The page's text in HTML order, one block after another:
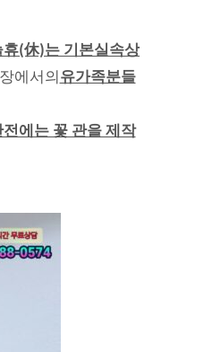
(休)는 기본실속상
에서의유가족분들
전에는 꽃 관을 제작